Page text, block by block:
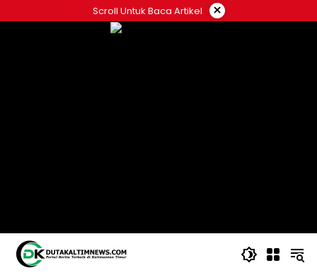
to
Scroll Untuk Baca Artikel ×